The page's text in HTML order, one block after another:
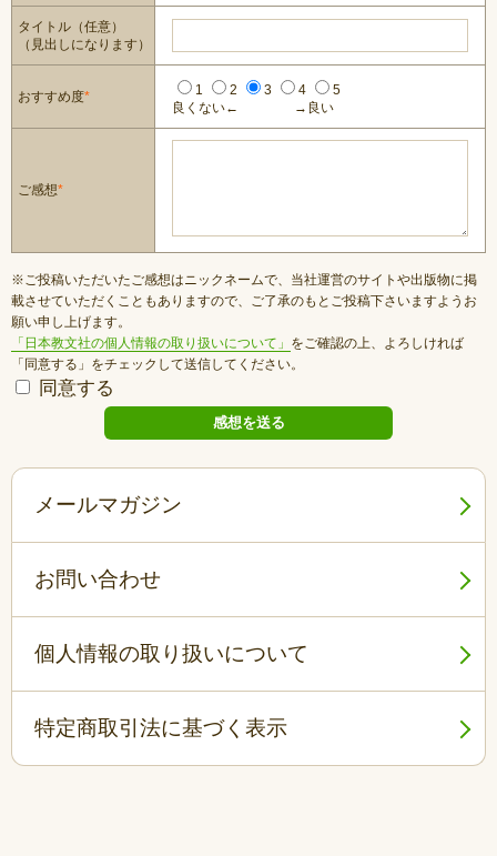
タイトル（任意）
（見出しになります）
おすすめ度* 1 2 3 4
5
良くない←
→良い
ご感想*
※ご投稿いただいたご感想はニックネームで、当社運営のサイトや出版物に掲
載させていただくこともありますので、ご了承のもとご投稿下さいますようお
願い申し上げます。
「日本教文社の個人情報の取り扱いについて」 をご確認の上、よろしければ
「同意する」をチェックして送信してください。
同意する
メールマガジン
お問い合わせ
個人情報の取り扱いについて
特定商取引法に基づく表示